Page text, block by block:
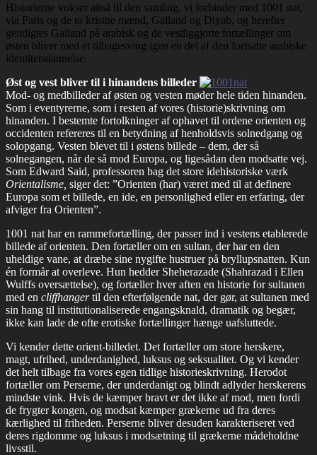
Historierne vokser altså til den samling, vi forbinder med 1001 nat,
via Paris og de to kristne mænd, Galland og Diyab, og herefter
gendigtes Galland på arabisk og de vestliggjorte fortællinger om
østen bliver med et tilbagesving igen en del af den fortsatte arabiske
identitetsdannelse.
Øst og vest bliver til i hinandens billeder
Mod- og medbilleder af østen og vesten møder hele tiden hinanden.
Som i eventyrerne, som i resten af vores (historie)skrivning om
hinanden. I bestemte fortolkninger af ophavet til ordene orienten og
occidenten refereres til en betydning af henholdsvis solnedgang og
solopgang. Vesten blevet til i østens billede – dem, der så
solnegangen, når de så mod Europa, og ligesådan den modsatte vej.
Som Edward Said, professoren bag det store idehistoriske værk
Orientalisme, siger det: ”Orienten (har) været med til at definere
Europa som et billede, en ide, en personlighed eller en erfaring, der
afviger fra Orienten”.
1001 nat har en rammefortælling, der passer ind i vestens etablerede
billede af orienten. Den fortæller om en sultan, der har en den
uheldige vane, at dræbe sine nygifte hustruer på bryllupsnatten. Kun
én formår at overleve. Hun hedder Sheherazade (Shahrazad i Ellen
Wulffs oversættelse), og fortæller hver aften en historie for sultanen
med en cliffhangertil den efterfølgende nat, der gør, at sultanen med
sin hang til institutionaliserede engangsknald, dramatik og begær,
ikke kan lade de ofte erotiske fortællinger hænge uafsluttede.
Vi kender dette orient-billedet. Det fortæller om store herskere,
magt, ufrihed, underdanighed, luksus og seksualitet. Og vi kender
det helt tilbage fra vores egen tidlige historieskrivning. Herodot
fortæller om Perserne, der underdanigt og blindt adlyder herskerens
mindste vink. Hvis de kæmper bravt er det ikke af mod, men fordi
de frygter kongen, og modsat kæmper grækerne ud fra deres
kærlighed til friheden. Perserne bliver desuden karakteriseret ved
deres rigdomme og luksus i modsætning til grækerne mådeholdne
livsstil.